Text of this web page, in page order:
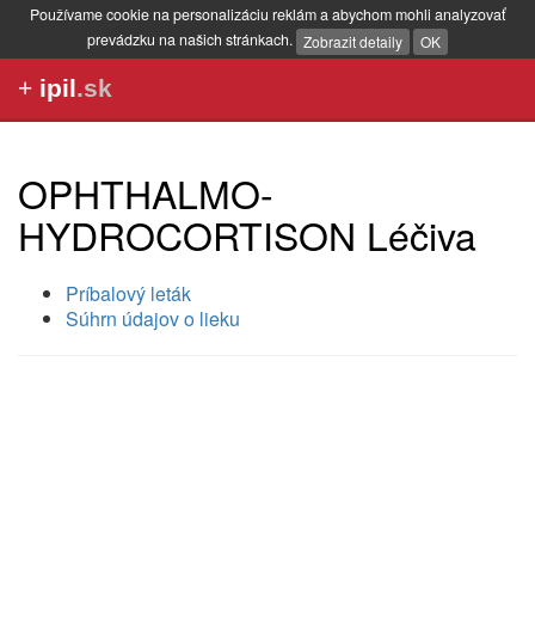
Používame cookie na personalizáciu reklám a abychom mohli analyzovať
prevádzku na našich stránkach. Zobrazit detaily OK
+ ipil.sk
OPHTHALMO-
HYDROCORTISON Léčiva
Príbalový leták
Súhrn údajov o lieku